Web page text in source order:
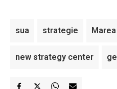
sua strategie
new strategy center